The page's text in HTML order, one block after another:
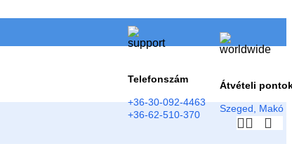
Telefonszám
+36-30-092-4463
+36-62-510-370
Átvételi
Szeged, Makó